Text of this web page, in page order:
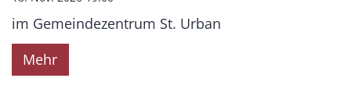
im Gemeindezentrum St. Urban
Mehr